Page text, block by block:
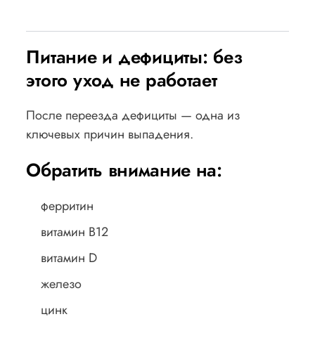
Питание и дефициты: без
этого уход не работает
После переезда дефициты — одна из
ключевых причин выпадения.
Обратить внимание на:
ферритин
витамин B12
витамин D
железо
цинк